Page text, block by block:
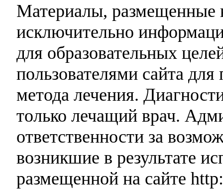
Материалы, размещенные
исключительно
для образовательных
пользователями сайта
метода лечения.
только лечащий врач.
ответственности за
возникшие в результате
размещенной на сайте